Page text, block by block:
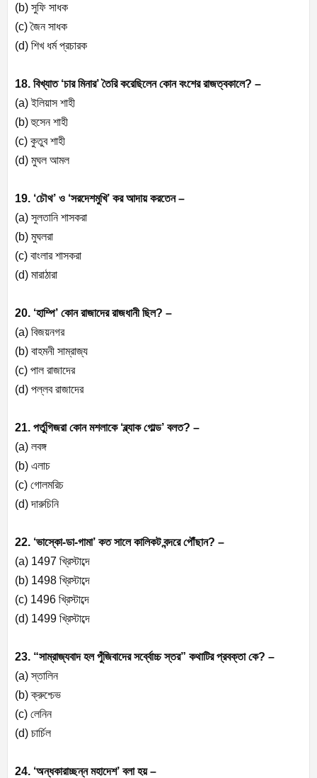
(b) সুফি সাধক
(c) জৈন সাধক
(d) শিখ ধর্ম প্রচারক
18. বিখ্যাত ‘চার মিনার’ তৈরি করেছিলেন কোন বংশের রাজত্বকালে? –
(a) ইলিয়াস শাহী
(b) হুসেন শাহী
(c) কুতুব শাহী
(d) মুঘল আমল
19. ‘চৌথ’ ও ‘সরদেশমুখি’ কর আদায় করতেন –
(a) সুলতানি শাসকরা
(b) মুঘলরা
(c) বাংলার শাসকরা
(d) মারাঠারা
20. ‘হাম্পি’ কোন রাজাদের রাজধানী ছিল? –
(a) বিজয়নগর
(b) বাহমনী সাম্রাজ্য
(c) পাল রাজাদের
(d) পল্লব রাজাদের
21. পর্তুগিজরা কোন মশলাকে ‘ব্ল্যাক গোল্ড’ বলত? –
(a) লবঙ্গ
(b) এলাচ
(c) গোলমরিচ
(d) দারুচিনি
22. ‘ভাস্কো-ডা-গামা’ কত সালে কালিকট বন্দরে পৌঁছান? –
(a) 1497 খ্রিস্টাব্দে
(b) 1498 খ্রিস্টাব্দে
(c) 1496 খ্রিস্টাব্দে
(d) 1499 খ্রিস্টাব্দে
23. “সাম্রাজ্যবাদ হল পুঁজিবাদের সর্ব্বোচ্চ স্তর” কথাটির প্রবক্তা কে? –
(a) স্তালিন
(b) ক্রুশ্চেভ
(c) লেনিন
(d) চার্চিল
24. ‘অন্ধকারাচ্ছন্ন মহাদেশ’ বলা হয় –